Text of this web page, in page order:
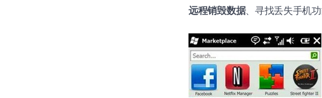
远程销毁数据、寻找丢失手机功